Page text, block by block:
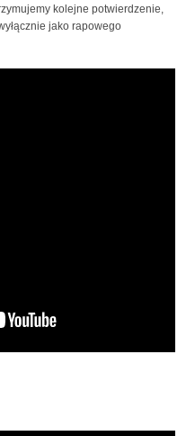
kolejne potwierdzenie,
jako rapowego